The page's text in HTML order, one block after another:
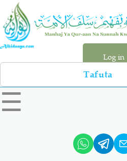
Skip
main
content
Log in
Search
left
sidebar
☰